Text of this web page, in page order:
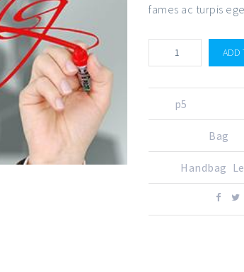
fames ac turpis
ADD
p5
Bag
Handbag